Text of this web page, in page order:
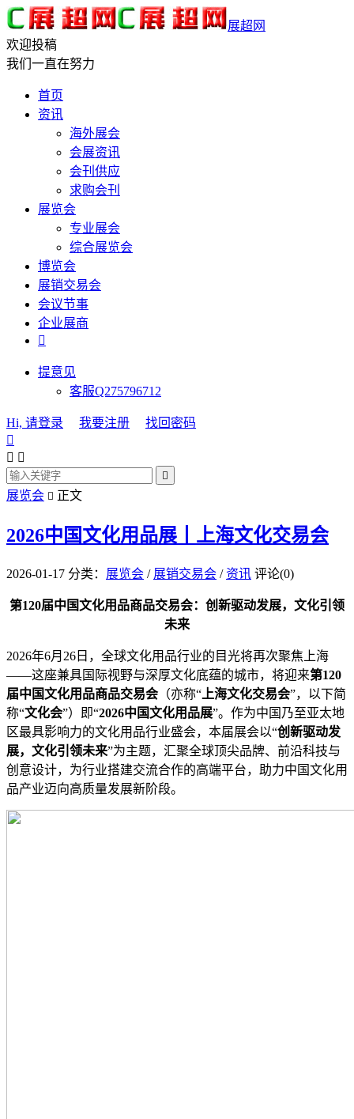
展超网
欢迎投稿
我们一直在努力
首页
资讯
海外展会
会展资讯
会刊供应
求购会刊
展览会
专业展会
综合展览会
博览会
展销交易会
会议节事
企业展商

提意见
客服Q275796712
Hi, 请登录 我要注册
找回密码

 

展览会  正文
2026中国文化用品展丨上海文化交易会
2026-01-17 分类： 展览会 / 展销交易会 / 资讯 评论(0)
第120届中国文化用品商品交易会：创新驱动发展，文化引领
未来
2026年6月26日，全球文化用品行业的目光将再次聚焦上海
——这座兼具国际视野与深厚文化底蕴的城市，将迎来第120
届中国文化用品商品交易会 （亦称“ 上海文化交易会”，以下简
称“文化会”）即“2026中国文化用品展”。作为中国乃至亚太地
区最具影响力的文化用品行业盛会，本届展会以“创新驱动发
展，文化引领未来”为主题，汇聚全球顶尖品牌、前沿科技与
创意设计，为行业搭建交流合作的高端平台，助力中国文化用
品产业迈向高质量发展新阶段。